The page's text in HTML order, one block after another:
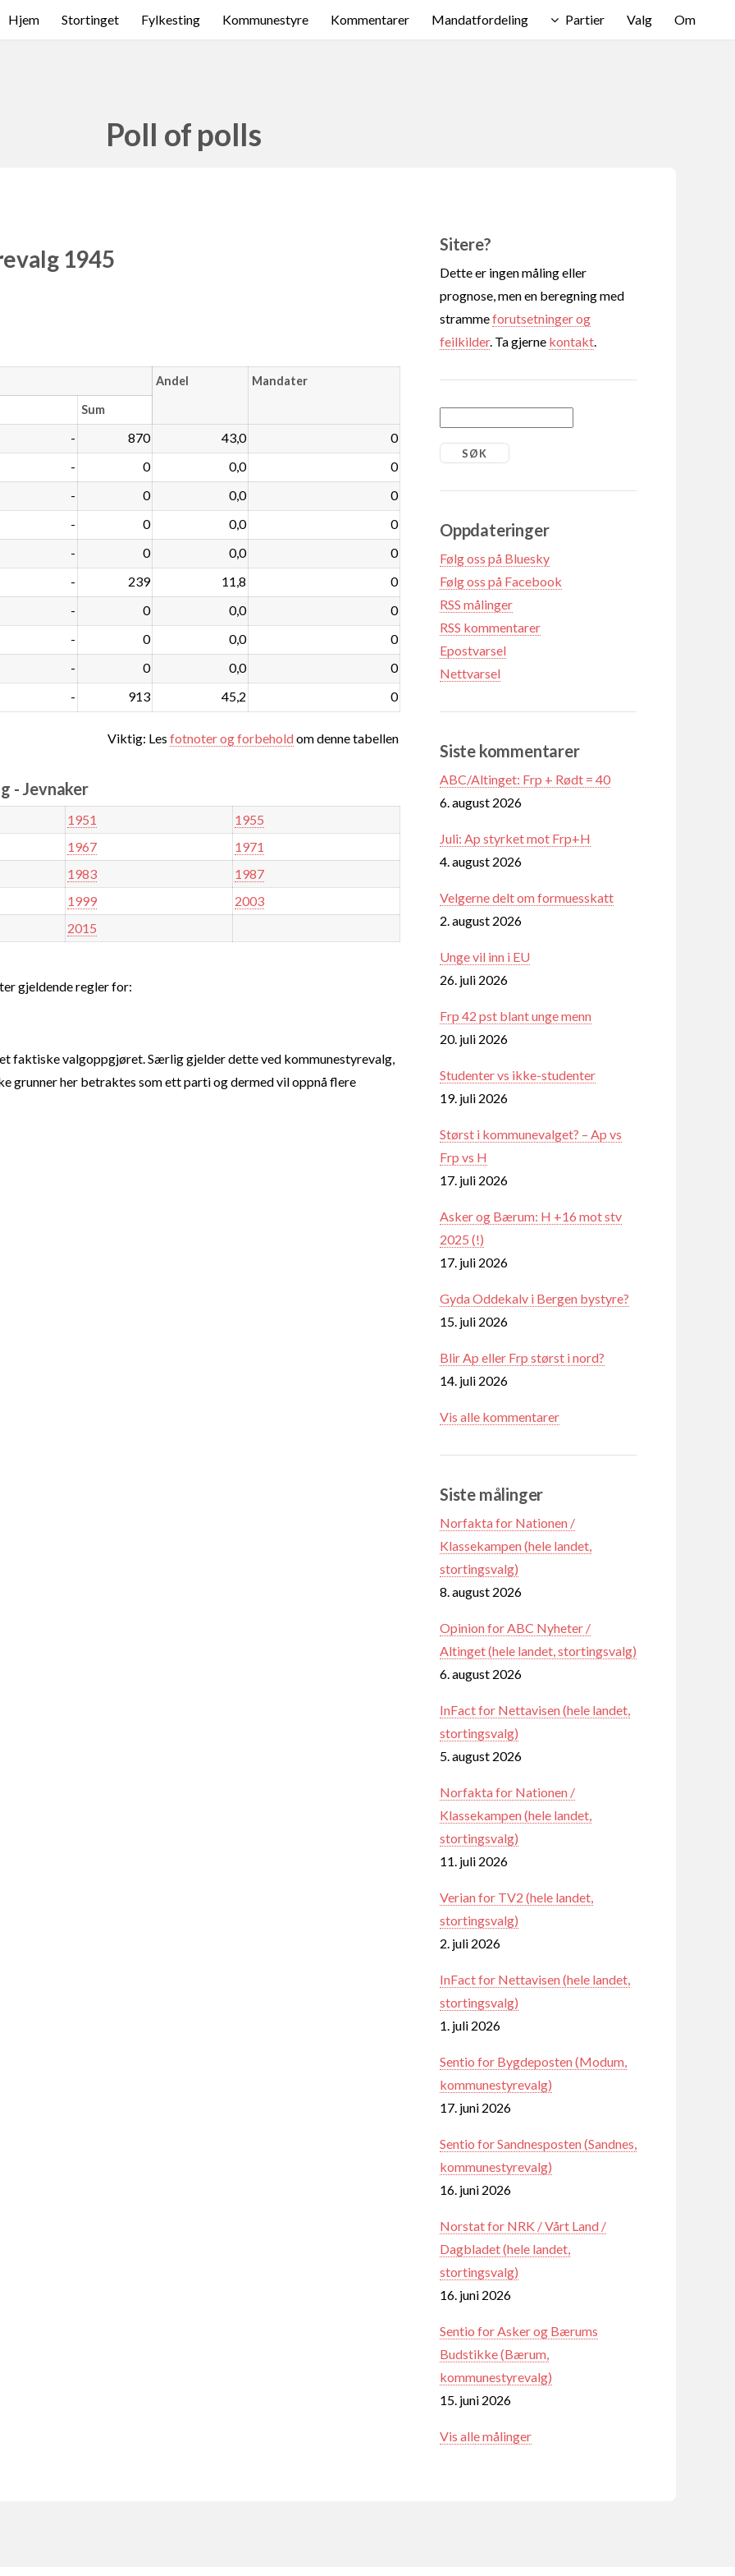
Hjem Stortinget Fylkesting Kommunestyre Kommentarer Mandatfordeling Partier Valg Om
Poll of polls
1945
Andel Mandater
Sum
- 870 43,0 0
- 0 0,0 0
- 0 0,0 0
- 0 0,0 0
- 0 0,0 0
- 239 11,8 0
- 0 0,0 0
- 0 0,0 0
- 0 0,0 0
- 913 45,2 0
Viktig: Les fotnoter og forbeholdom denne tabellen
- Jevnaker
1951
1955
1967
1971
1983
1987
1999
2003
2015
gjeldende regler for:
faktiske valgoppgjøret. Særlig gjelder dette ved kommunestyrevalg,
grunner her betraktes som ett parti og dermed vil oppnå flere
Sitere?
Dette er ingen måling eller
prognose, men en beregning med
strammeforutsetninger og
feilkilder. Ta gjerne kontakt
Oppdateringer
Følg oss på Bluesky
Følg oss på Facebook
RSS målinger
RSS kommentarer
Epostvarsel
Nettvarsel
Siste kommentarer
ABC/Altinget: Frp + Rødt = 40
6. august 2026
Juli: Ap styrket mot Frp+H
4. august 2026
Velgerne delt om formuesskatt
2. august 2026
Unge vil inn i EU
26. juli 2026
Frp 42 pst blant unge menn
20. juli 2026
Studenter vs ikke-studenter
19. juli 2026
Størst i kommunevalget? – Ap vs
Frp vs H
17. juli 2026
Asker og Bærum: H +16 mot stv
2025 (!)
17. juli 2026
Gyda Oddekalv i Bergen bystyre?
15. juli 2026
Blir Ap eller Frp størst i nord?
14. juli 2026
Vis alle kommentarer
Siste målinger
Norfakta for Nationen /
Klassekampen (hele landet,
stortingsvalg)
8. august 2026
Opinion for ABC Nyheter /
Altinget (hele landet, stortingsvalg)
6. august 2026
InFact for Nettavisen (hele landet,
stortingsvalg)
5. august 2026
Norfakta for Nationen /
Klassekampen (hele landet,
stortingsvalg)
11. juli 2026
Verian for TV2 (hele landet,
stortingsvalg)
2. juli 2026
InFact for Nettavisen (hele landet,
stortingsvalg)
1. juli 2026
Sentio for Bygdeposten (Modum,
kommunestyrevalg)
17. juni 2026
Sentio for Sandnesposten (Sandnes,
kommunestyrevalg)
16. juni 2026
Norstat for NRK / Vårt Land /
Dagbladet (hele landet,
stortingsvalg)
16. juni 2026
Sentio for Asker og Bærums
Budstikke (Bærum,
kommunestyrevalg)
15. juni 2026
Vis alle målinger